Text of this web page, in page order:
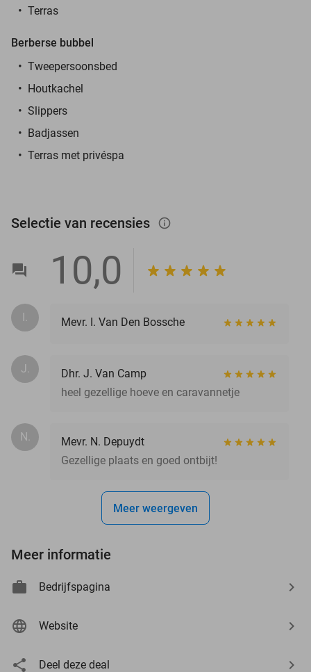
Terras
Berberse bubbel
Tweepersoonsbed
Houtkachel
Slippers
Badjassen
Terras met privéspa
Selectie van recensies info_outlined
10,0
I. Mevr. I. Van Den Bossche
J.
Dhr. J. Van Camp
heel gezellige hoeve en caravannetje
N.
Mevr. N. Depuydt
Gezellige plaats en goed ontbijt!
Meer weergeven
Meer informatie
Bedrijfspagina
Website
Deel deze deal